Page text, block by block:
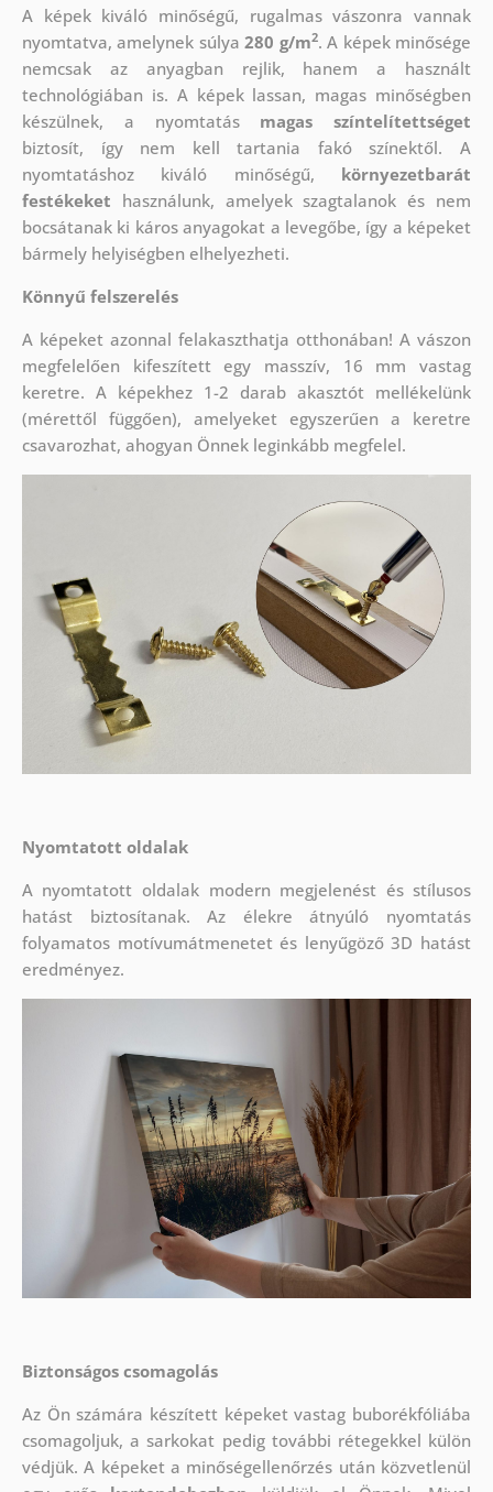
A képek kiváló minőségű, rugalmas vászonra vannak
nyomtatva, amelynek súlya280 g/m2. A képek minősége
nemcsak az anyagban rejlik, hanem a használt
technológiában is. A képek lassan, magas minőségben
készülnek, a nyomtatás magas színtelítettséget
biztosít, így nem kell tartania fakó színektől. A
nyomtatáshoz kiváló minőségű, környezetbarát
festékeket használunk, amelyek szagtalanok és nem
bocsátanak ki káros anyagokat a levegőbe, így a képeket
bármely helyiségben elhelyezheti.
Könnyű felszerelés
A képeket azonnal felakaszthatja otthonában! A vászon
megfelelően kifeszített egy masszív, 16 mm vastag
keretre. A képekhez 1-2 darab akasztót mellékelünk
(mérettől függően), amelyeket egyszerűen a keretre
csavarozhat, ahogyan Önnek leginkább megfelel.
Nyomtatott oldalak
A nyomtatott oldalak modern megjelenést és stílusos
hatást biztosítanak. Az élekre átnyúló nyomtatás
folyamatos motívumátmenetet és lenyűgöző 3D hatást
eredményez.
Biztonságos csomagolás
Az Ön számára készített képeket vastag buborékfóliába
csomagoljuk, a sarkokat pedig további rétegekkel külön
védjük.A képeket a minőségellenőrzés után közvetlenül